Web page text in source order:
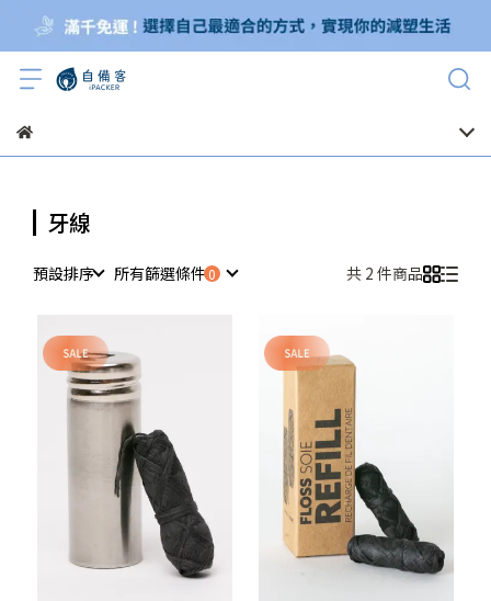
牙線
預設排序 所有篩選條件 共 2 件商品